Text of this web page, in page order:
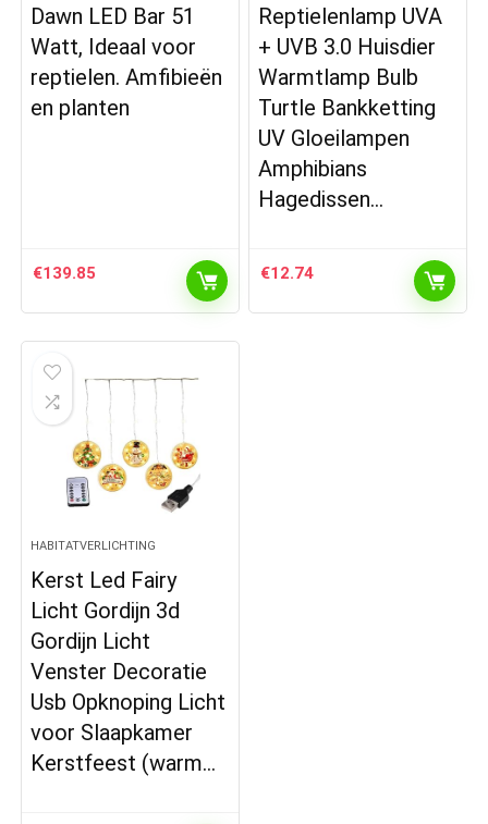
Dawn LED Bar 51
Watt, Ideaal voor
reptielen. Amfibieën
en planten
€139.85
Reptielenlamp UVA
+ UVB 3.0 Huisdier
Warmtlamp Bulb
Turtle Bankketting
UV Gloeilampen
Amphibians
Hagedissen…
€12.74
HABITATVERLICHTING
Kerst Led Fairy
Licht Gordijn 3d
Gordijn Licht
Venster Decoratie
Usb Opknoping Licht
voor Slaapkamer
Kerstfeest (warm…